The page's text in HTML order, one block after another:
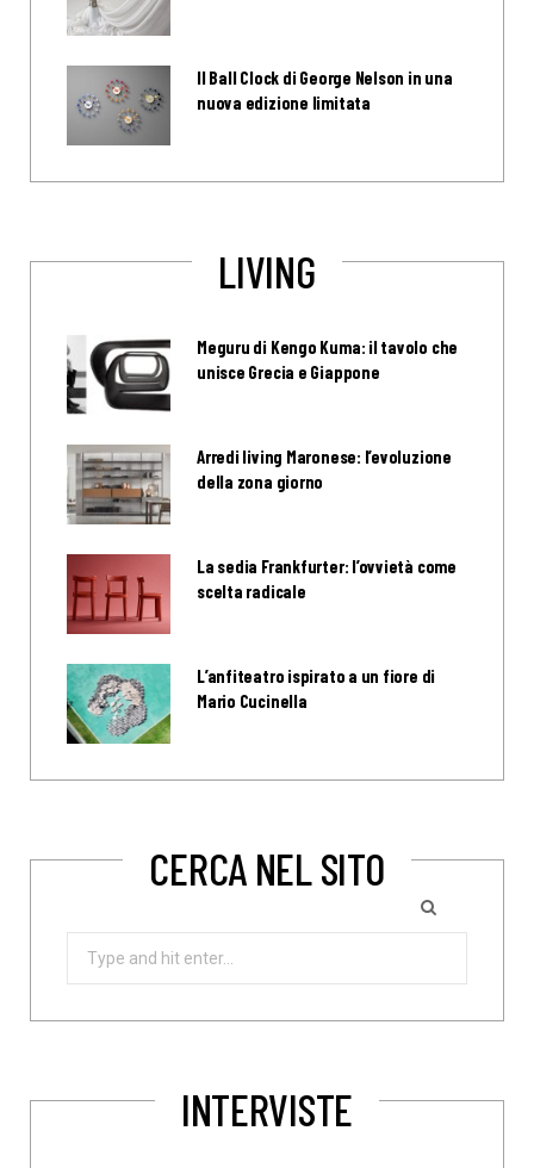
Il Ball Clock di George Nelson in una
nuova edizione limitata
LIVING
Meguru di Kengo Kuma: il tavolo che
unisce Grecia e Giappone
Arredi living Maronese: l’evoluzione
della zona giorno
La sedia Frankfurter: l’ovvietà come
scelta radicale
L’anfiteatro ispirato a un fiore di
Mario Cucinella
CERCA NEL SITO
Search
INTERVISTE